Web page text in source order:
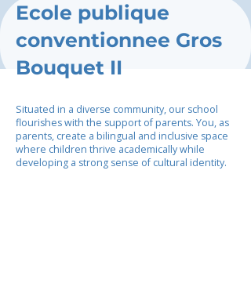
Ecole publique
conventionnee Gros
Bouquet II
Situated in a diverse community, our school
flourishes with the support of parents. You, as
parents, create a bilingual and inclusive space
where children thrive academically while
developing a strong sense of cultural identity.